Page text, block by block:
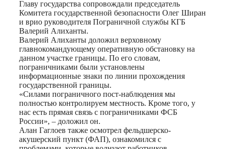
Главу государства сопровождали председатель
Комитета государственной безопасности Олег Ширан
и врио руководителя Пограничной службы КГБ
Валерий Алиханты.
Валерий Алиханты доложил верховному
главнокомандующему оперативную обстановку на
данном участке границы. По его словам,
пограничниками были установлены
информационные знаки по линии прохождения
государственной границы.
«Силами пограничного пост-наблюдения мы
полностью контролируем местность. Кроме того, у
нас есть прямая связь с пограничниками ФСБ
России», – доложил он.
Алан Гаглоев также осмотрел фельдшерско-
акушерский пункт (ФАП), ознакомился с